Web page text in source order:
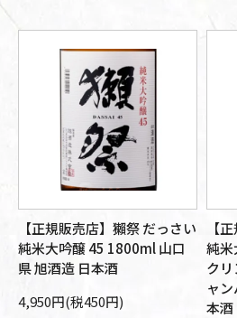
【正規販売店】獺祭 だっさい
純米大吟醸 45 1800ml 山口
県 旭酒造 日本酒
4,950円(税450円)
【
純米
ク
ャ
本酒